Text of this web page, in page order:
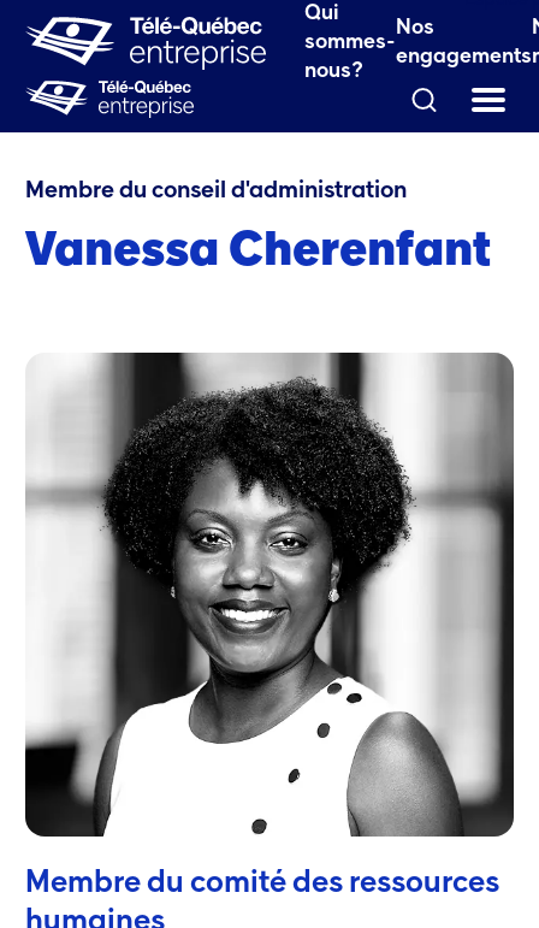
Qui
sommes-
nous?
Nos
engagements
fenêtre.)
Qui sommes-nous? Vanessa Cherenfant
Membre du conseil d'administration
Vanessa Cherenfant
Membre du comité des ressources